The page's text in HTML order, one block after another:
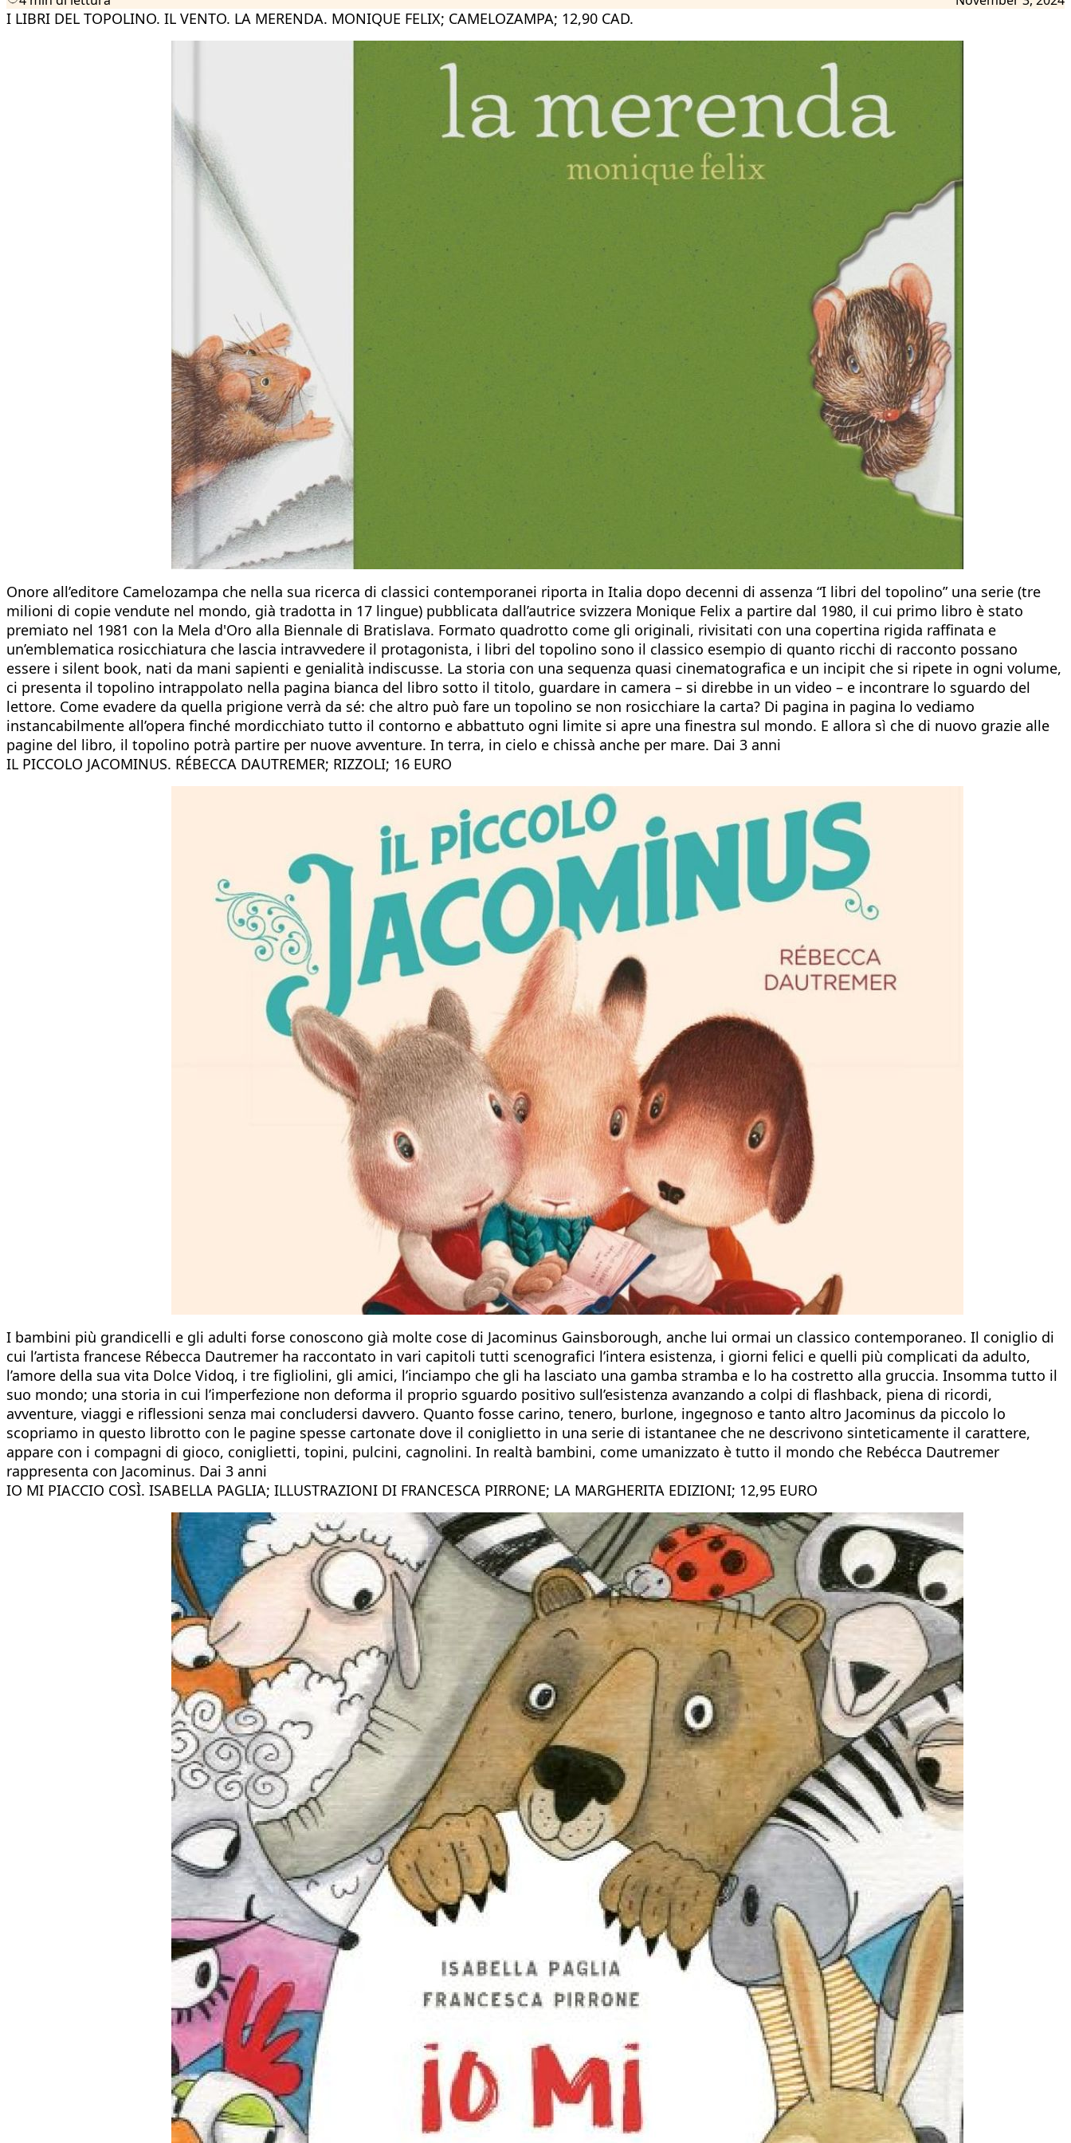
I LIBRI DEL TOPOLINO. IL VENTO. LA MERENDA. MONIQUE FELIX; CAMELOZAMPA; 12,90 CAD.
Onore all’editore Camelozampa che nella sua ricerca di classici contemporanei riporta in Italia dopo decenni di assenza “I libri del topolino” una serie (tre
milioni di copie vendute nel mondo, già tradotta in 17 lingue) pubblicata dall’autrice svizzera Monique Felix a partire dal 1980, il cui primo libro è stato
premiato nel 1981 con la Mela d'Oro alla Biennale di Bratislava. Formato quadrotto come gli originali, rivisitati con una copertina rigida raffinata e
un’emblematica rosicchiatura che lascia intravvedere il protagonista, i libri del topolino sono il classico esempio di quanto ricchi di racconto possano
essere i silent book, nati da mani sapienti e genialità indiscusse. La storia con una sequenza quasi cinematografica e un incipit che si ripete in ogni volume,
ci presenta il topolino intrappolato nella pagina bianca del libro sotto il titolo, guardare in camera – si direbbe in un video – e incontrare lo sguardo del
lettore. Come evadere da quella prigione verrà da sé: che altro può fare un topolino se non rosicchiare la carta? Di pagina in pagina lo vediamo
instancabilmente all’opera finché mordicchiato tutto il contorno e abbattuto ogni limite si apre una finestra sul mondo. E allora sì che di nuovo grazie alle
pagine del libro, il topolino potrà partire per nuove avventure. In terra, in cielo e chissà anche per mare. Dai 3 anni
IL PICCOLO JACOMINUS. RÉBECCA DAUTREMER; RIZZOLI; 16 EURO
I bambini più grandicelli e gli adulti forse conoscono già molte cose di Jacominus Gainsborough, anche lui ormai un classico contemporaneo. Il coniglio di
cui l’artista francese Rébecca Dautremer ha raccontato in vari capitoli tutti scenografici l’intera esistenza, i giorni felici e quelli più complicati da adulto,
l’amore della sua vita Dolce Vidoq, i tre figliolini, gli amici, l’inciampo che gli ha lasciato una gamba stramba e lo ha costretto alla gruccia. Insomma tutto il
suo mondo; una storia in cui l’imperfezione non deforma il proprio sguardo positivo sull’esistenza avanzando a colpi di flashback, piena di ricordi,
avventure, viaggi e riflessioni senza mai concludersi davvero. Quanto fosse carino, tenero, burlone, ingegnoso e tanto altro Jacominus da piccolo lo
scopriamo in questo librotto con le pagine spesse cartonate dove il coniglietto in una serie di istantanee che ne descrivono sinteticamente il carattere,
appare con i compagni di gioco, coniglietti, topini, pulcini, cagnolini. In realtà bambini, come umanizzato è tutto il mondo che Rebécca Dautremer
rappresenta con Jacominus. Dai 3 anni
IO MI PIACCIO COSÌ. ISABELLA PAGLIA; ILLUSTRAZIONI DI FRANCESCA PIRRONE; LA MARGHERITA EDIZIONI; 12,95 EURO